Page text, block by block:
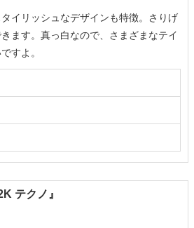
イリッシュなデザインも特徴。さりげ
ます。真っ白なので、さまざまなテイ
すよ。
テクノ』